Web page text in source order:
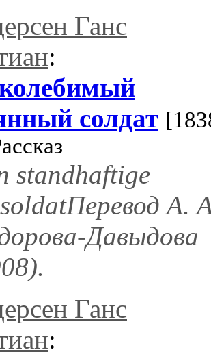
Ганс
:
солдат
standhaftige
А.
Давыдова
Ганс
: